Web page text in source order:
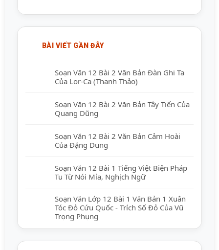
BÀI VIẾT GẦN ĐÂY
Soạn Văn 12 Bài 2 Văn Bản Đàn Ghi Ta
Của Lor-Ca (Thanh Thảo)
Soạn Văn 12 Bài 2 Văn Bản Tây Tiến Của
Quang Dũng
Soạn Văn 12 Bài 2 Văn Bản Cảm Hoài
Của Đặng Dung
Soạn Văn 12 Bài 1 Tiếng Việt Biện Pháp
Tu Từ Nói Mỉa, Nghịch Ngữ
Soạn Văn Lớp 12 Bài 1 Văn Bản 1 Xuân
Tóc Đỏ Cứu Quốc - Trích Số Đỏ Của Vũ
Trọng Phụng